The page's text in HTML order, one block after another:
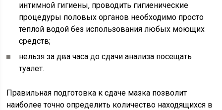
интимной гигиены, проводить гигиенические
процедуры половых органов необходимо просто
теплой водой без использования любых моющих
средств;
нельзя за два часа до сдачи анализа посещать
туалет.
Правильная подготовка к сдаче мазка позволит
наиболее точно определить количество находящихся в